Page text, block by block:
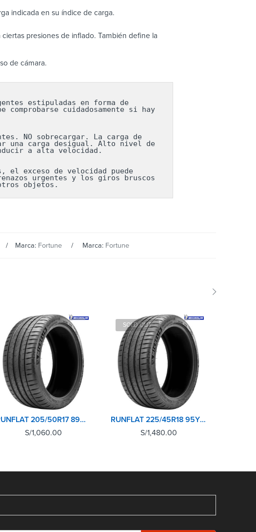
indicada en su índice de carga.
presiones de inflado. También define la
de cámara.
estipuladas en forma de
cuidadosamente si hay
NO sobrecargar. La carga de
una carga desigual. Alto nivel de
a alta velocidad.
el exceso de velocidad puede
urgentes y los giros bruscos
objetos.
Marca: Fortune Marca: Fortune
RUNFLAT 205/50R17 89W TL PILOT SPORT 4 MICHELIN
S/1,060.00
SOLD OUT
RUNFLAT 225/45R18 95Y XL TL PILOT SPORT 4 MICHELIN
S/1,480.00